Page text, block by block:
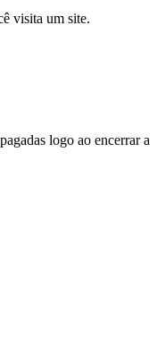
visita um site.
logo ao encerrar a